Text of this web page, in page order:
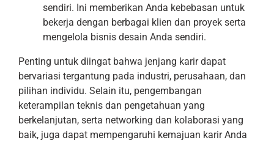
sendiri. Ini memberikan Anda kebebasan untuk
bekerja dengan berbagai klien dan proyek serta
mengelola bisnis desain Anda sendiri.
Penting untuk diingat bahwa jenjang karir dapat
bervariasi tergantung pada industri, perusahaan, dan
pilihan individu. Selain itu, pengembangan
keterampilan teknis dan pengetahuan yang
berkelanjutan, serta networking dan kolaborasi yang
baik, juga dapat mempengaruhi kemajuan karir Anda